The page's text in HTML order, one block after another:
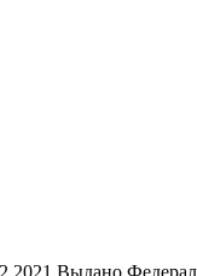
Выдано